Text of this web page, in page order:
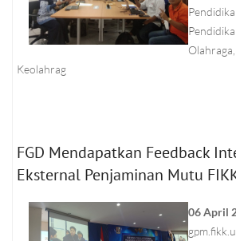
Keolahrag
FGD Mendapatkan Feedback
Eksternal Penjaminan Mutu
06 April